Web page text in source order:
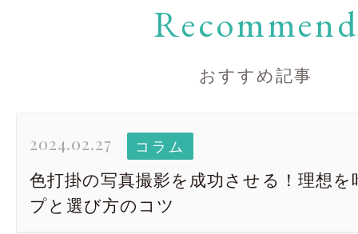
Recommend
おすすめ記事
2024.02.27 コラム
色打掛の写真撮影を成功させる！理想
プと選び方のコツ